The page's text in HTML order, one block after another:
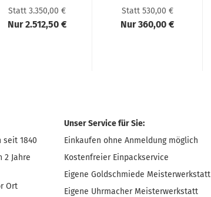
to­ma­tic Chro­
no­graph...
Statt 3.350,00 €
Nur 2.512,50 €
Statt 530,00 €
Nur 360,00 €
seit 1840
2 Jahre
Ort
Unser Service für Sie:
Einkaufen ohne Anmeldung möglich
Kostenfreier Einpackservice
Eigene Goldschmiede Meisterwerkstatt
Eigene Uhrmacher Meisterwerkstatt